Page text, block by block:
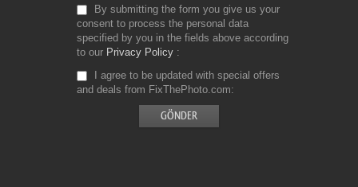
By submitting the form you give us your
consent to process the personal data
specified by you in the fields above according
to our Privacy Policy
I agree to be updated with special offers
and deals from FixThePhoto.com